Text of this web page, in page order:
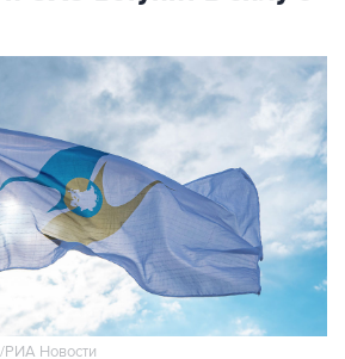
Новости
INTERFAX.RU - Датой